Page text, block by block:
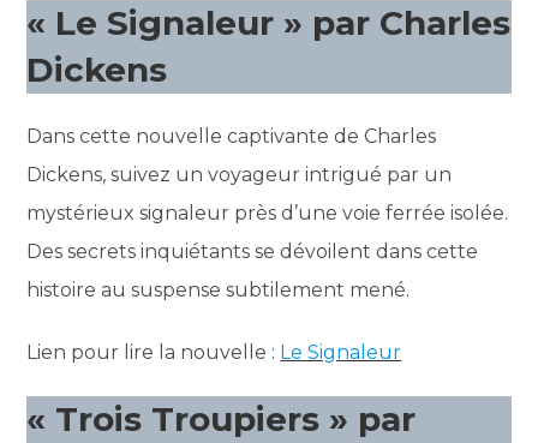
« Le Signaleur » par Charles
Dickens
Dans cette nouvelle captivante de Charles
Dickens, suivez un voyageur intrigué par un
mystérieux signaleur près d’une voie ferrée isolée.
Des secrets inquiétants se dévoilent dans cette
histoire au suspense subtilement mené.
Lien pour lire la nouvelle : Le Signaleur
« Trois Troupiers » par